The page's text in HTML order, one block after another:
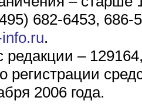
682-6453, 686-
.
редакции –
регистрации
2006 года.